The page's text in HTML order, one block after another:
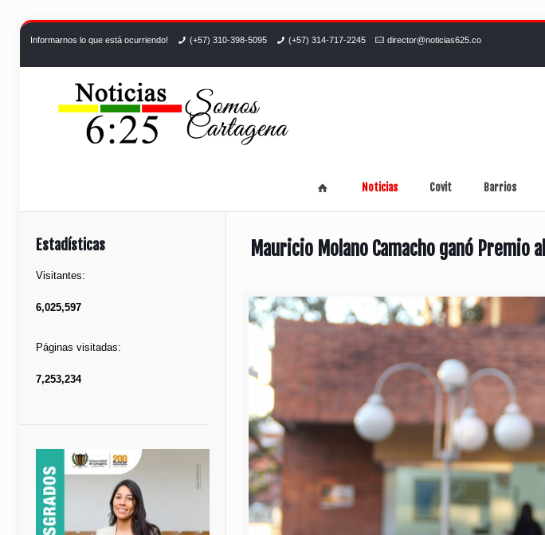
Informarnos lo que está ocurriendo! (+57) 310-398-5095 (+57) 314-717-2245 director@noticias625.co
Noticias Covit Barrios
Mauricio Molano Camacho ganó
Estadísticas
Visitantes:
6,025,597
Páginas visitadas:
7,253,234